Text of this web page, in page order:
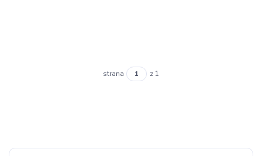
strana z 1